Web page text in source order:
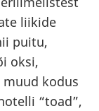
liikide
puitu,
oksi,
kodus
“toad”,